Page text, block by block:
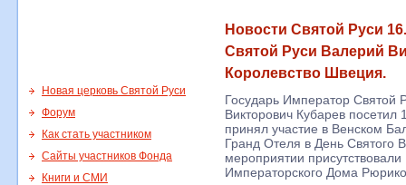
Новости Святой Руси
Святой Руси Валерий
Королевство Швеция.
Новая церковь Святой Руси
Форум
Как стать участником
Сайты участников Фонда
Книги и СМИ
Государь Император Святой
Викторович Кубарев
принял участие в Венском
Гранд Отеля в День Святого
мероприятии
Императорского Дома